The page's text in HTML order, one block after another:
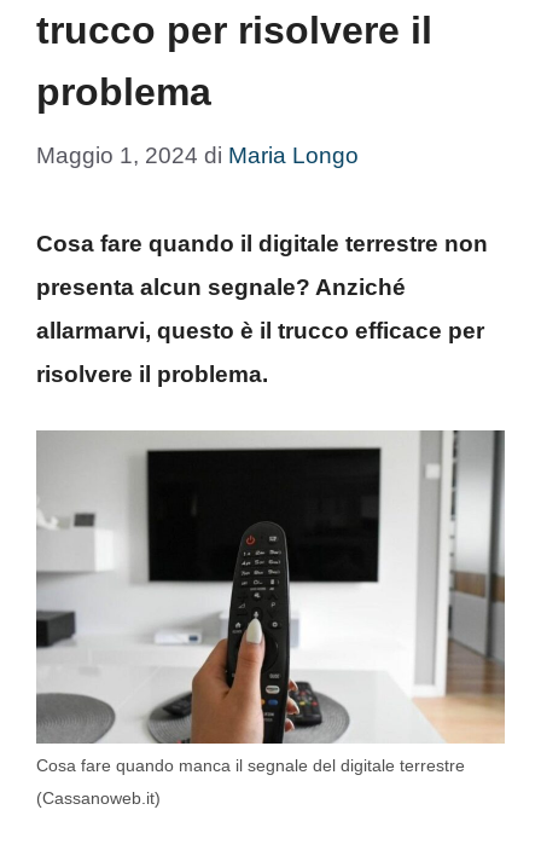
trucco per risolvere il
problema
Maggio 1, 2024 di Maria Longo
Cosa fare quando il digitale terrestre non
presenta alcun segnale? Anziché
allarmarvi, questo è il trucco efficace per
risolvere il problema.
Cosa fare quando manca il segnale del digitale terrestre
(Cassanoweb.it)